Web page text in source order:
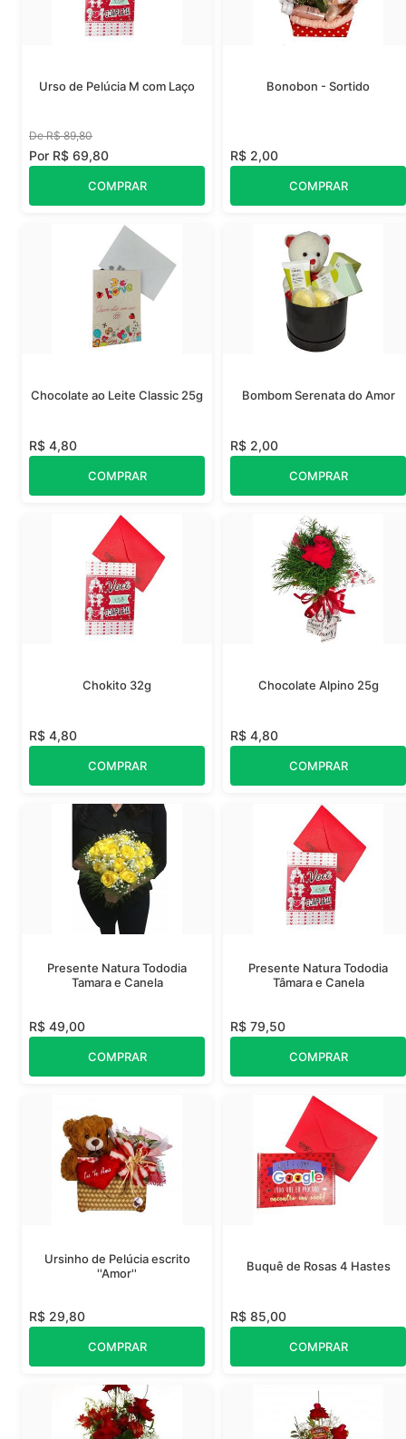
Urso de Pelúcia M com Laço
De R$ 89,80
Por R$ 69,80
COMPRAR
Bonobon - Sortido
R$ 2,00
COMPRAR
Chocolate ao Leite Classic 25g
R$ 4,80
COMPRAR
Bombom Serenata do Amor
R$ 2,00
COMPRAR
Chokito 32g
R$ 4,80
COMPRAR
Chocolate Alpino 25g
R$ 4,80
COMPRAR
Presente Natura Tododia
Tamara e Canela
R$ 49,00
COMPRAR
Presente Natura Tododia
Tâmara e Canela
R$ 79,50
COMPRAR
Ursinho de Pelúcia escrito
''Amor''
R$ 29,80
COMPRAR
Buquê de Rosas 4 Hastes
R$ 85,00
COMPRAR